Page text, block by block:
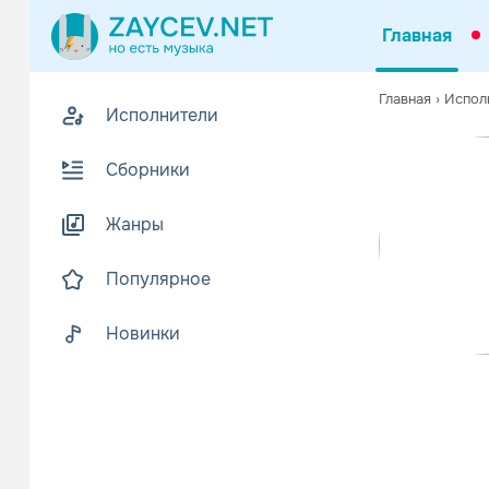
Главная
Исполнители
Сборники
Жанры
Популярное
Новинки
Главная ›
Артур